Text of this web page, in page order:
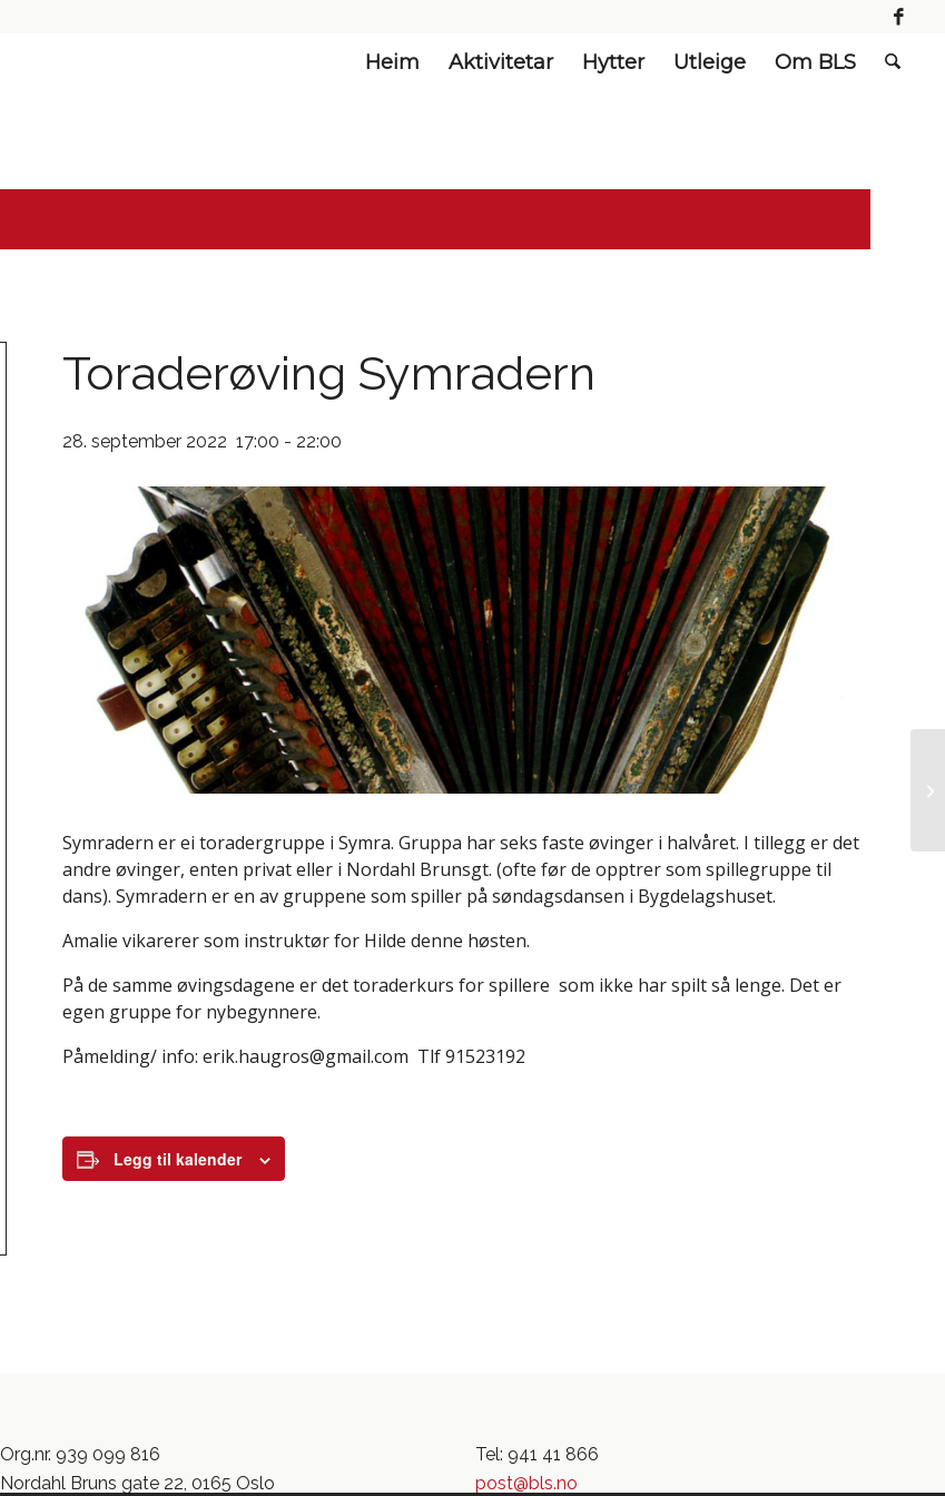
Heim Aktivitetar Hytter Utleige Om BLS
Toraderøving Symradern
28. september 2022 17:00 - 22:00
Symradern er ei toradergruppe i Symra. Gruppa har seks faste øvinger i halvåret. I tillegg er det
andre øvinger, enten privat eller i Nordahl Brunsgt. (ofte før de opptrer som spillegruppe til
dans). Symradern er en av gruppene som spiller på søndagsdansen i Bygdelagshuset.
Amalie vikarerer som instruktør for Hilde denne høsten.
På de samme øvingsdagene er det toraderkurs for spillere som ikke har spilt så lenge. Det er
egen gruppe for nybegynnere.
Påmelding/ info: erik.haugros@gmail.com Tlf 91523192
Legg til kalender
Org.nr. 939 099 816
Nordahl Bruns gate 22, 0165 Oslo
Tel: 941 41 866
post@bls.no